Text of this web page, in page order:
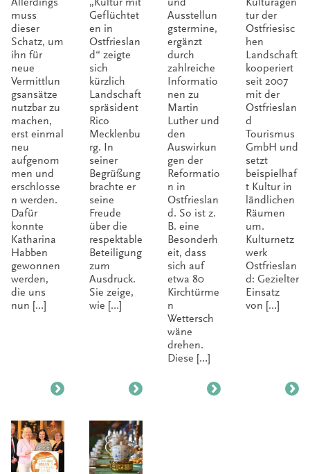
muss
dieser
Schatz, um
ihn für
neue
Vermittlun
gsansätze
nutzbar zu
machen,
erst einmal
neu
aufgenom
men und
erschlosse
n werden.
Dafür
konnte
Katharina
Habben
gewonnen
werden,
die uns
nun […]
Geflüchtet
en in
Ostfrieslan
d“ zeigte
sich
kürzlich
Landschaft
spräsident
Rico
Mecklenbu
rg. In
seiner
Begrüßung
brachte er
seine
Freude
über die
respektable
Beteiligung
zum
Ausdruck.
Sie zeige,
wie […]
Ausstellun
gstermine,
ergänzt
durch
zahlreiche
Informatio
nen zu
Martin
Luther und
den
Auswirkun
gen der
Reformatio
n in
Ostfrieslan
d. So ist z.
B. eine
Besonderh
eit, dass
sich auf
etwa 80
Kirchtürme
n
Wettersch
wäne
drehen.
Diese […]
tur der
Ostfriesisc
hen
Landschaft
kooperiert
seit 2007
mit der
Ostfrieslan
d
Tourismus
GmbH und
setzt
beispielhaf
t Kultur in
ländlichen
Räumen
um.
Kulturnetz
werk
Ostfrieslan
d: Gezielter
Einsatz
von […]